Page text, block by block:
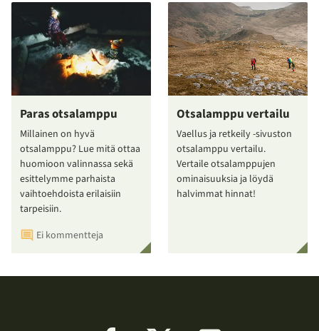
Paras otsalamppu
Millainen on hyvä
otsalamppu? Lue mitä ottaa
huomioon valinnassa sekä
esittelymme parhaista
vaihtoehdoista erilaisiin
tarpeisiin.
Ei kommentteja
Otsalamppu vertailu
Vaellus ja retkeily -sivuston
otsalamppu vertailu.
Vertaile otsalamppujen
ominaisuuksia ja löydä
halvimmat hinnat!